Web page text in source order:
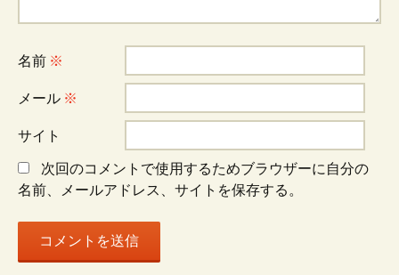
シ
ョ
ン
名前 ※
メール ※
サイト
次回のコメントで使用するためブラウザーに自分の
名前、メールアドレス、サイトを保存する。